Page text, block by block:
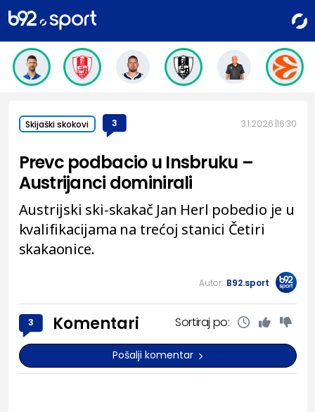
Skijaški skokovi 3 3.1.2026. 16:30
Prevc podbacio u Insbruku –
Austrijanci dominirali
Austrijski ski-skakač Jan Herl pobedio je u
kvalifikacijama na trećoj stanici Četiri
skakaonice.
Autor: B92.sport
3 Komentari Sortiraj po:
Pošalji komentar